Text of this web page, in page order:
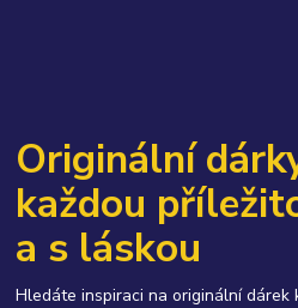
Originální
každou
a s láskou
Hledáte inspiraci na originální dárek